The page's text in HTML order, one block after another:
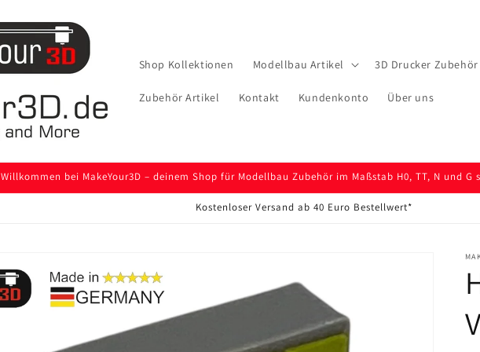
Shop Kollektionen Modellbau Artikel 3D Drucker
Zubehör Artikel Kontakt Kundenkonto Über uns
Willkommen bei MakeYour3D – deinem Shop für Modellbau Zubehör im Maßstab H0, TT, N und G
Kostenloser Versand ab 40 Euro Bestellwert*